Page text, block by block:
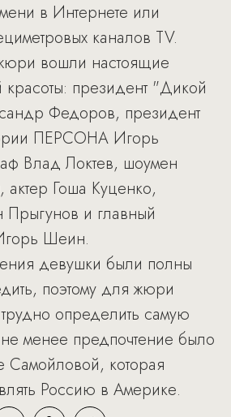
в Интернете или
каналов TV.
вошли настоящие
красоты: президент "Дикой
Федоров, президент
ПЕРСОНА Игорь
Влад Локтев, шоумен
Гоша Куценко,
и главный
Шеин.
девушки были полны
поэтому для жюри
определить самую
менее предпочтение было
Самойловой, которая
Россию в Америке.